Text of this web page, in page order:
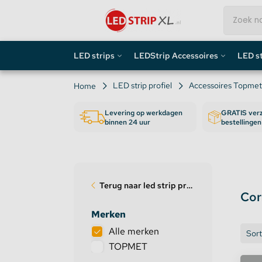
LED strips
LED strips op kleur
LED strips op lengte
High End LEDStrips
LEDStrip Accessoires
LED strip connector
LED strip adapter
Sensoren
LED
Home LED strip profiel Accessoires Topmet
Levering op werkdagen
binnen 24 uur
GRATIS
Terug naar led strip profiel
Merken
Alle merken
TOPMET